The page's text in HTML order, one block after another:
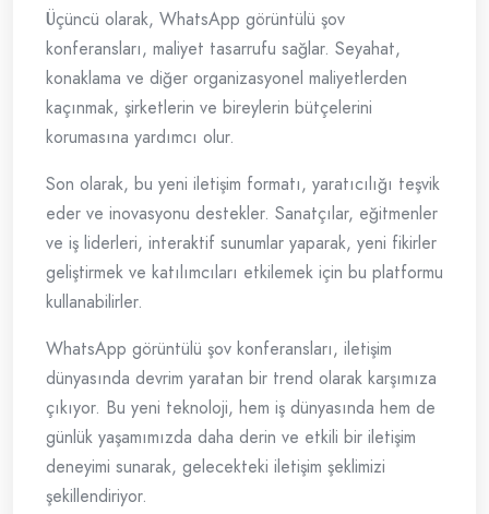
Üçüncü olarak, WhatsApp görüntülü şov
konferansları, maliyet tasarrufu sağlar. Seyahat,
konaklama ve diğer organizasyonel maliyetlerden
kaçınmak, şirketlerin ve bireylerin bütçelerini
korumasına yardımcı olur.
Son olarak, bu yeni iletişim formatı, yaratıcılığı teşvik
eder ve inovasyonu destekler. Sanatçılar, eğitmenler
ve iş liderleri, interaktif sunumlar yaparak, yeni fikirler
geliştirmek ve katılımcıları etkilemek için bu platformu
kullanabilirler.
WhatsApp görüntülü şov konferansları, iletişim
dünyasında devrim yaratan bir trend olarak karşımıza
çıkıyor. Bu yeni teknoloji, hem iş dünyasında hem de
günlük yaşamımızda daha derin ve etkili bir iletişim
deneyimi sunarak, gelecekteki iletişim şeklimizi
şekillendiriyor.